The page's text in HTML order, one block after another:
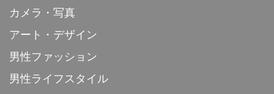
カメラ・写真
アート・デザイン
男性ファッション
男性ライフスタイル